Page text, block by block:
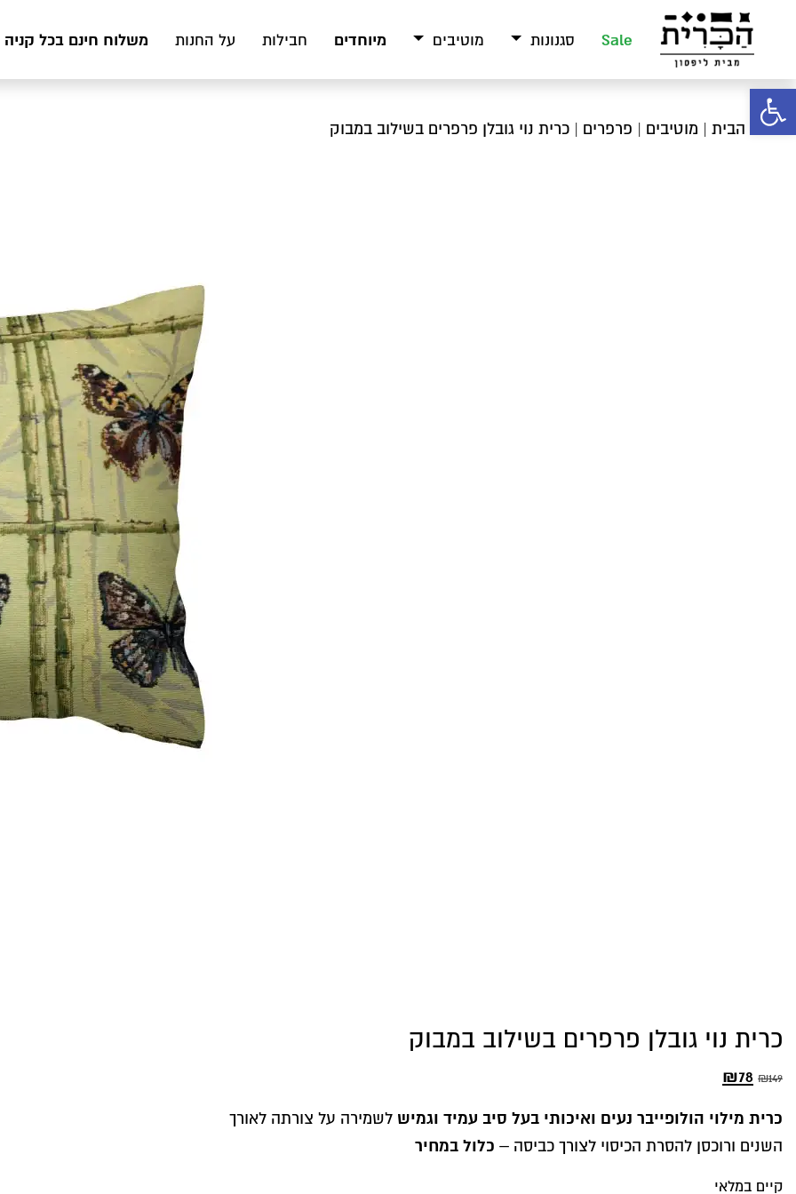
פתח סרגל נגישות
Sale סגנונות מוטיבים מיוחדים חבילות על החנות משלוח חינם בכל קניה מעל 199 ₪
עמוד הבית | מוטיבים | פרפרים | כרית נוי גובלן פרפרים בשילוב במבוק
כרית נוי גובלן פרפרים בשילוב במבוק
₪149
המחיר
₪78
₪78.
כרית מילוי הולופייבר נעים ואיכותי בעל סיב עמיד וגמיש לשמירה על צורתה לאורך
השנים ורוכסן להסרת הכיסוי לצורך כביסה – כלול במחיר
קיים במלאי